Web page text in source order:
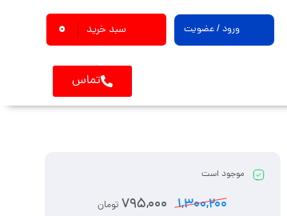
ورود / عضویت سبد خرید 0
تماس
موجود است
1,300,200
795,000 تومان